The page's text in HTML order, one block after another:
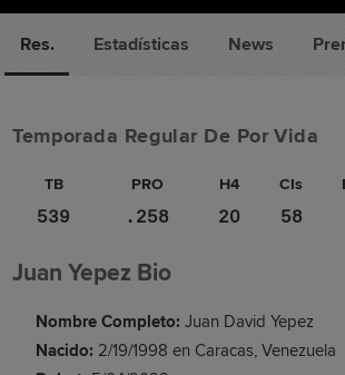
Res. Estadísticas News
Temporada Regular De Por Vida
TB PRO H4 CIs
539 .258 20 58
Juan Yepez Bio
Nombre Completo: Juan David Yepez
Nacido: 2/19/1998 en Caracas, Venezuela